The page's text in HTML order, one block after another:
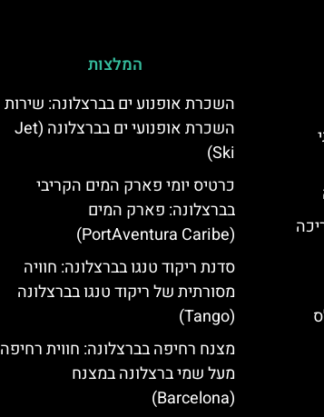
המלצות
השכרת אופנוע ים בברצלונה: שירות
השכרת אופנועי ים בברצלונה (Jet
Ski)
כרטיס יומי פארק המים הקריבי
בברצלונה: פארק המים
(PortAventura Caribe)
סדנת ריקוד טנגו בברצלונה: חוויה
מסורתית של ריקוד טנגו בברצלונה
(Tango)
מצנח רחיפה בברצלונה: חווית רחיפה
מעל שמי ברצלונה במצנח
(Barcelona)